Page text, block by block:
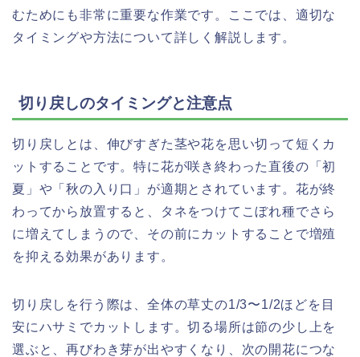
むためにも非常に重要な作業です。ここでは、適切な
タイミングや方法について詳しく解説します。
切り戻しのタイミングと注意点
切り戻しとは、伸びすぎた茎や花を思い切って短くカ
ットすることです。特に花が咲き終わった直後の「初
夏」や「秋の入り口」が適期とされています。花が終
わってから放置すると、タネをつけてこぼれ種でさら
に増えてしまうので、その前にカットすることで増殖
を抑える効果があります。
切り戻しを行う際は、全体の草丈の1/3〜1/2ほどを目
安にハサミでカットします。切る場所は節の少し上を
選ぶと、再びわき芽が出やすくなり、次の開花につな